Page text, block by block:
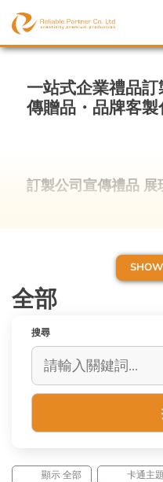
一站式企業禮品
傳贈品・品牌客製
訂製公司宣傳禮品 展
品或商務禮品訂製服
算、業務、受眾喜好
計和精準品牌理解，
業形象，強化品牌影
全部
搜尋
顯示 全部 卡通主題